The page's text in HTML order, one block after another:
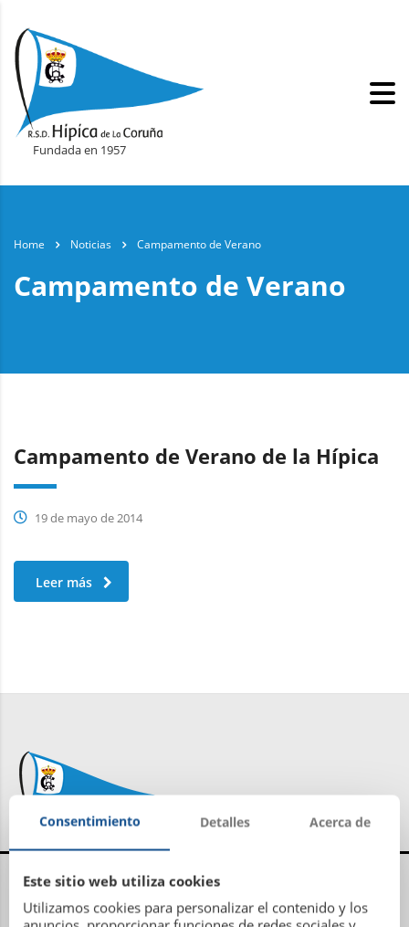
Fundada en 1957
Home Noticias Campamento de Verano
Campamento de Verano
Campamento de Verano de la Hípica
19 de mayo de 2014
Leer más
Centro Administrativo, Social y Deportivo
Avenida Metrosidero, S/N
Consentimiento Detalles Acerca de
Este sitio web utiliza cookies
Utilizamos cookies para personalizar el contenido y los